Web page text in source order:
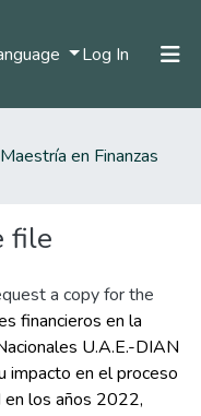
Log In (current)
Maestría en Finanzas
file
a copy for the
financieros en la
U.A.E.-DIAN
impacto en el proceso
los años 2022,